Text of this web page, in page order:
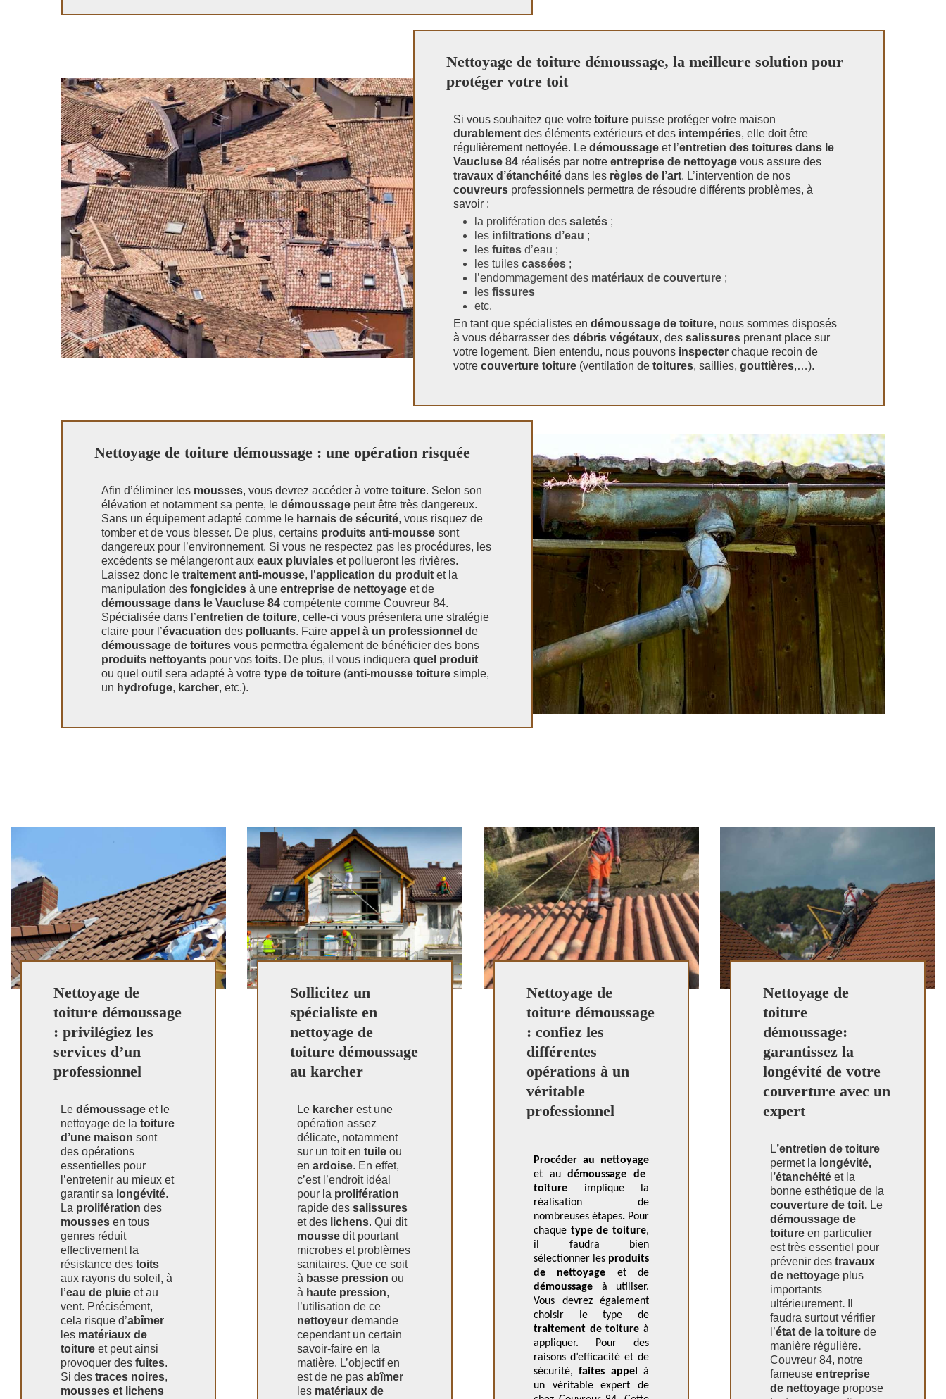
Nettoyage de toiture démoussage, la meilleure solution pour
protéger votre toit
Si vous souhaitez que votre toiture puisse protéger votre maison
durablement des éléments extérieurs et des intempéries, elle doit être
régulièrement nettoyée. Le démoussage et l’entretien des toitures dans le
Vaucluse 84 réalisés par notre entreprise de nettoyage vous assure des
travaux d’étanchéité dans les règles de l’art. L’intervention de nos
couvreurs professionnels permettra de résoudre différents problèmes, à
savoir :
la prolifération des saletés ;
les infiltrations d’eau ;
les fuites d’eau ;
les tuiles cassées ;
l’endommagement des matériaux de couverture ;
les fissures
etc.
En tant que spécialistes en démoussage de toiture, nous sommes disposés
à vous débarrasser des débris végétaux, des salissures prenant place sur
votre logement. Bien entendu, nous pouvons inspecter chaque recoin de
votre couverture toiture (ventilation de toitures, saillies, gouttières,…).
Nettoyage de toiture démoussage : une opération risquée
Afin d’éliminer les mousses, vous devrez accéder à votre toiture. Selon son
élévation et notamment sa pente, le démoussage peut être très dangereux.
Sans un équipement adapté comme le harnais de sécurité, vous risquez de
tomber et de vous blesser. De plus, certains produits anti-mousse sont
dangereux pour l’environnement. Si vous ne respectez pas les procédures, les
excédents se mélangeront aux eaux pluviales et pollueront les rivières.
Laissez donc le traitement anti-mousse, l’application du produit et la
manipulation des fongicides à une entreprise de nettoyage et de
démoussage dans le Vaucluse 84 compétente comme Couvreur 84.
Spécialisée dans l’entretien de toiture, celle-ci vous présentera une stratégie
claire pour l’évacuation des polluants. Faire appel à un professionnel de
démoussage de toitures vous permettra également de bénéficier des bons
produits nettoyants pour vos toits. De plus, il vous indiquera quel produit
ou quel outil sera adapté à votre type de toiture (anti-mousse toiture simple,
un hydrofuge, karcher, etc.).
Nettoyage de
toiture démoussage
: privilégiez les
services d’un
professionnel
Le démoussage et le
nettoyage de la toiture
d’une maison sont
des opérations
essentielles pour
l’entretenir au mieux et
garantir sa longévité.
La prolifération des
mousses en tous
genres réduit
effectivement la
résistance des toits
aux rayons du soleil, à
l’eau de pluie et au
vent. Précisément,
cela risque d’abîmer
les matériaux de
toiture et peut ainsi
provoquer des fuites.
Si des traces noires,
mousses et lichens
Sollicitez un
spécialiste en
nettoyage de
toiture démoussage
au karcher
Le karcher est une
opération assez
délicate, notamment
sur un toit en tuile ou
en ardoise. En effet,
c’est l’endroit idéal
pour la prolifération
rapide des salissures
et des lichens. Qui dit
mousse dit pourtant
microbes et problèmes
sanitaires. Que ce soit
à basse pression ou
à haute pression,
l’utilisation de ce
nettoyeur demande
cependant un certain
savoir-faire en la
matière. L’objectif en
est de ne pas abîmer
les matériaux de
Nettoyage de
toiture démoussage
: confiez les
différentes
opérations à un
véritable
professionnel
Procéder au nettoyage
et au démoussage de
toiture implique la
réalisation de
nombreuses étapes. Pour
chaque type de toiture,
il faudra bien
sélectionner les produits
de nettoyage et de
démoussage à utiliser.
Vous devrez également
choisir le type de
traitement de toiture à
appliquer. Pour des
raisons d’efficacité et de
sécurité,faites appel
à
un véritable expert de
Nettoyage de
toiture
démoussage:
garantissez la
longévité de votre
couverture avec un
expert
L’entretien de toiture
permet la longévité,
’étanchéité et la
bonne esthétique de la
couverture de toit. Le
démoussage de
toiture en particulier
est très essentiel pour
prévenir des travaux
de nettoyage plus
importants
ultérieurement.
faudra surtout vérifier
l’état de la toiture de
manière régulière.
Couvreur 84, notre
fameuse entreprise
de nettoyage propose